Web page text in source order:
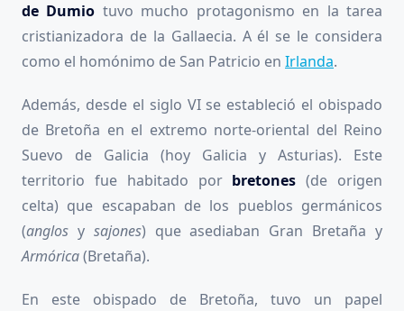
de Dumio tuvo mucho protagonismo en la tarea
cristianizadora de la Gallaecia. A él se le considera
como el homónimo de San Patricio en Irlanda.
Además, desde el siglo VI se estableció el obispado
de Bretoña en el extremo norte-oriental del Reino
Suevo de Galicia (hoy Galicia y Asturias). Este
territorio fue habitado por bretones(de origen
celta) que escapaban de los pueblos germánicos
(anglos y sajones) que asediaban Gran Bretaña y
Armórica(Bretaña).
En este obispado de Bretoña, tuvo un papel